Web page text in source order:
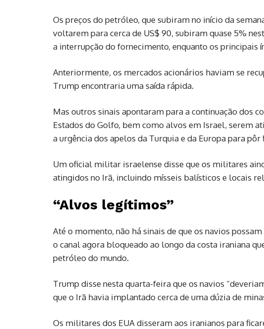
Os preços do petróleo, que subiram no início da
voltarem para cerca de US$ 90, subiram quase 5%
a interrupção do fornecimento, enquanto os principais
Anteriormente, os mercados acionários haviam se
Trump encontraria uma saída rápida.
Mas outros sinais apontaram para a continuação dos
Estados do Golfo, bem como alvos em Israel, serem
a urgência dos apelos da Turquia e da Europa para
Um oficial militar israelense disse que os militares
atingidos no Irã, incluindo mísseis balísticos e locais
“Alvos legítimos”
Até o momento, não há sinais de que os navios
o canal agora bloqueado ao longo da costa iraniana
petróleo do mundo.
Trump disse nesta quarta-feira que os navios
que o Irã havia implantado cerca de uma dúzia de
Os militares dos EUA disseram aos iranianos para